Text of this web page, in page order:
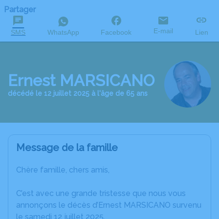
Partager
SMS WhatsApp Facebook E-mail Lien
Ernest MARSICANO
décédé le 12 juillet 2025 à l'âge de 65 ans
Message de la famille
Chère famille, chers amis,
C’est avec une grande tristesse que nous vous
annonçons le décès d’Ernest MARSICANO survenu
le samedi 12 juillet 2025.